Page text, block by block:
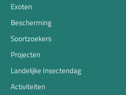
Exoten
Bescherming
Soortzoekers
Projecten
Landelijke Insectendag
Activiteiten